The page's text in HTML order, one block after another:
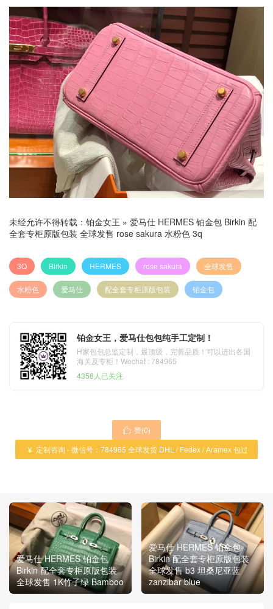
未经允许不得转载： 铂金女王 » 爱马仕 HERMES 铂金包 Birkin 配
全套专柜原版包装 全球发售 rose sakura 水粉色 3q
3Q Birkin HERMES rose sakura 全球发售
水粉色 爱马仕 配全套专柜原版包装 铂金包
铂金女王，爱马仕包包纯手工定制！
H家包包总监定制，最顶级，完善品质！可以进出各国
海关及专柜！Wechat : 784965
4358人已关注
 赞(0)
 定制咨询 - 微信号：784965 全球发货 DHL / Fedex / Aramex 包过
爱马仕 HERMES 铂金包
Birkin 配全套专柜原版包装
全球发售 1K竹子绿 Bamboo
爱马仕 HERMES 铂金包
Birkin 配全套专柜原版包装
全球发售 b3 坦桑尼亚蓝
zanzibar blue